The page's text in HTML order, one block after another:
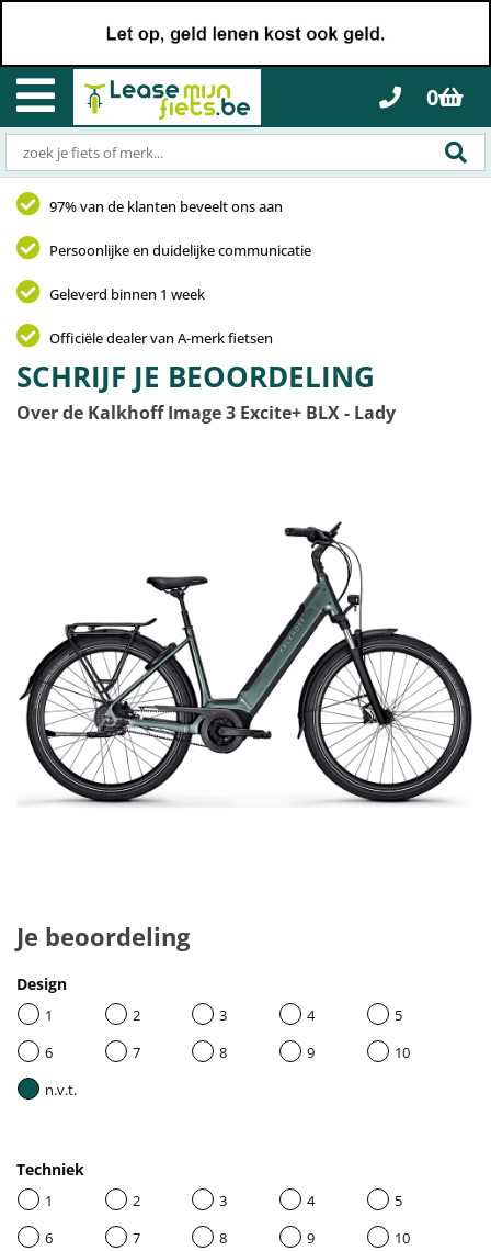
0
97% van de klanten beveelt ons aan
Persoonlijke en duidelijke communicatie
Geleverd binnen 1 week
Officiële dealer van A-merk fietsen
SCHRIJF JE BEOORDELING
Over de Kalkhoff Image 3 Excite+ BLX - Lady
Je beoordeling
Design
1 2 3 4
5
6
7 8 9
10
n.v.t.
Techniek
1 2 3 4
5
6
7 8 9
10